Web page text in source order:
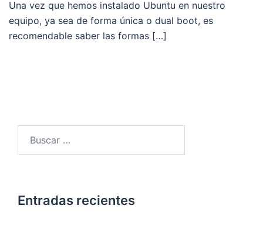
Una vez que hemos instalado Ubuntu en nuestro
equipo, ya sea de forma única o dual boot, es
recomendable saber las formas […]
Entradas recientes